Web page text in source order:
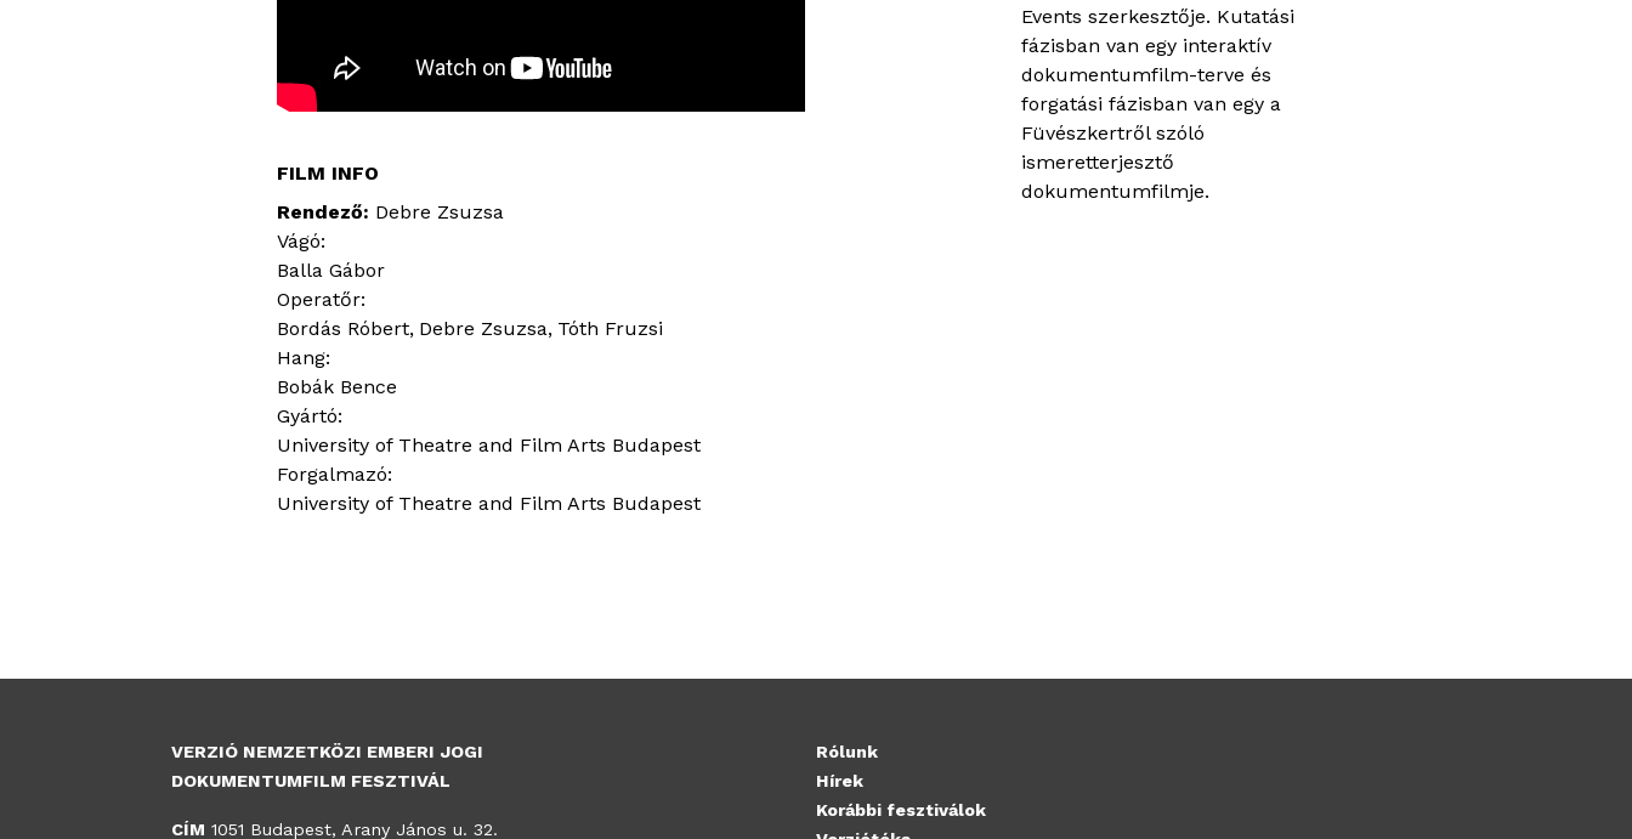
FILM INFO
Rendező
Debre Zsuzsa
Vágó:
Balla Gábor
Operatőr:
Bordás Róbert Debre Zsuzsa Tóth Fruzsi
Hang:
Bobák Bence
Gyártó:
University of Theatre and Film Arts Budapest
Forgalmazó:
University of Theatre and Film Arts Budapest
Events szerkesztője. Kutatási
fázisban van egy interaktív
dokumentumfilm-terve és
forgatási fázisban van egy a
Füvészkertről szóló
ismeretterjesztő
dokumentumfilmje.
VERZIÓ NEMZETKÖZI EMBERI JOGI
DOKUMENTUMFILM FESZTIVÁL
CÍM 1051 Budapest, Arany János u. 32.
Rólunk
Hírek
Korábbi fesztiválok